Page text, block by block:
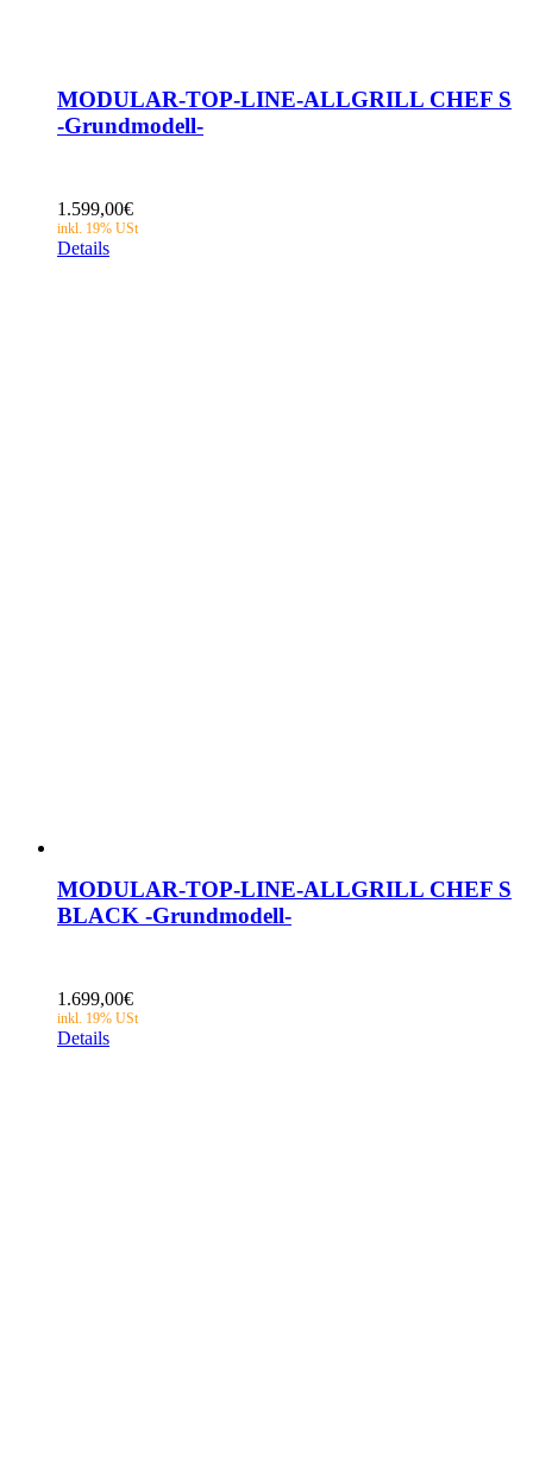
MODULAR-TOP-LINE-ALLGRILL CHEF S
-Grundmodell-
1.599,00€
Details
MODULAR-TOP-LINE-ALLGRILL CHEF S
BLACK -Grundmodell-
1.699,00€
Details